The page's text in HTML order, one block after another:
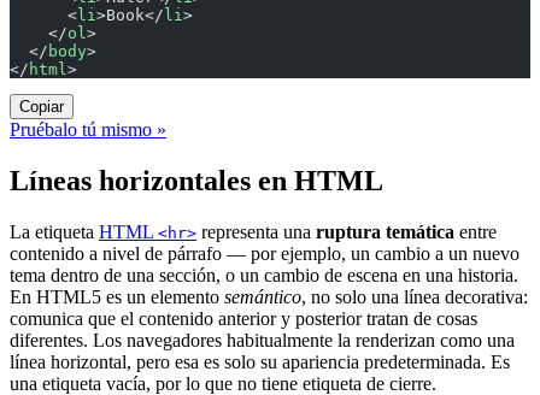
      <
li>Book</ li>
    </
ol>
  </
body>
</ html>
Copiar
Pruébalo tú mismo »
Líneas horizontales en HTML
La etiqueta HTML <hr> representa una ruptura temática entre
contenido a nivel de párrafo — por ejemplo, un cambio a un nuevo
tema dentro de una sección, o un cambio de escena en una historia.
En HTML5 es un elemento semántico, no solo una línea decorativa:
comunica que el contenido anterior y posterior tratan de cosas
diferentes. Los navegadores habitualmente la renderizan como una
línea horizontal, pero esa es solo su apariencia predeterminada. Es
una etiqueta vacía, por lo que no tiene etiqueta de cierre.